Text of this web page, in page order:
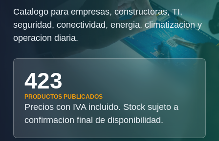
Catalogo para empresas, constructoras, TI,
seguridad, conectividad, energia, climatizacion y
operacion diaria.
423
PRODUCTOS PUBLICADOS
Precios con IVA incluido. Stock sujeto a
confirmacion final de disponibilidad.